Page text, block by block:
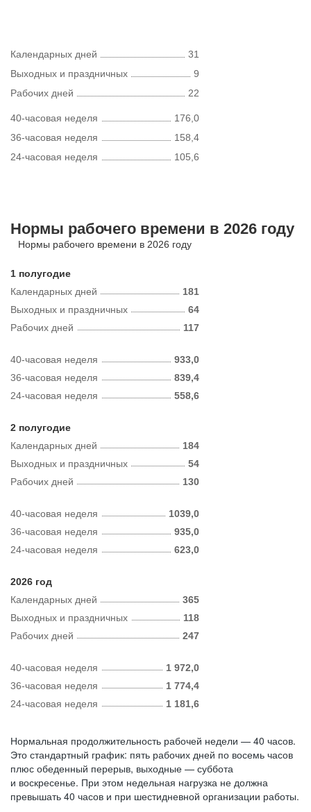
Календарных дней
31
Выходных и праздничных
9
Рабочих дней
22
40-часовая неделя
176,0
36-часовая неделя
158,4
24-часовая неделя
105,6
Нормы рабочего времени в 2026 году
Нормы рабочего времени в 2026 году
1 полугодие
Календарных дней
181
Рабочих дней 117
Выходных и праздничных 64
40-часовая неделя
933,0
36-часовая неделя
839,4
24-часовая неделя
558,6
2 полугодие
Календарных дней
184
Рабочих дней 130
Выходных и праздничных 54
40-часовая неделя
1039,0
36-часовая неделя
935,0
24-часовая неделя
623,0
2026 год
Календарных дней
365
Рабочих дней 247
Выходных и праздничных 118
40-часовая неделя
1 972,0
36-часовая неделя
1 774,4
24-часовая неделя
1 181,6
Нормальная продолжительность рабочей недели — 40 часов.
Это стандартный график: пять рабочих дней по восемь часов
плюс обеденный перерыв, выходные — суббота
и воскресенье. При этом недельная нагрузка не должна
превышать 40 часов и при шестидневной организации работы.